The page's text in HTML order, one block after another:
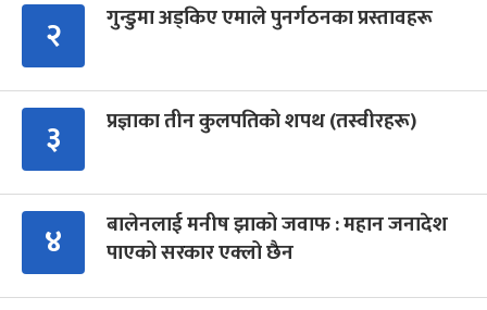
२ गुन्डुमा अड्किए एमाले पुनर्गठनका प्रस्तावहरू
३ प्रज्ञाका तीन कुलपतिको शपथ (तस्वीरहरू)
४
बालेनलाई मनीष झाको जवाफ : महान जनादेश
पाएको सरकार एक्लो छैन